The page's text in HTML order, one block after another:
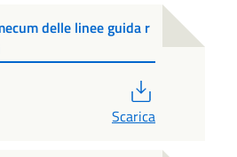
delle linee guida r
Scarica